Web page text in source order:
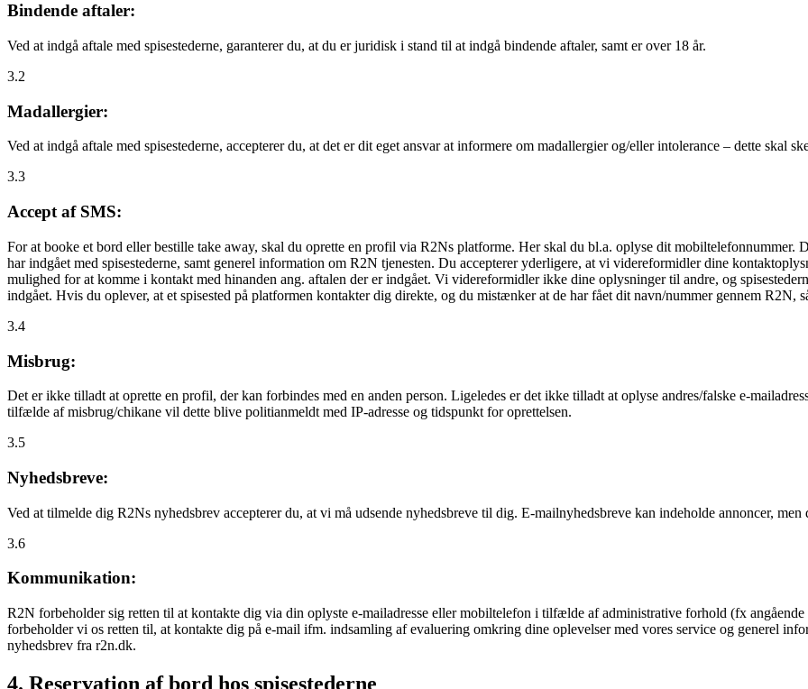
Bindende aftaler:
Ved at indgå aftale med spisestederne, garanterer du, at du er juridisk i stand til at indgå bindende aftaler, samt er over 18 år.
3.2
Madallergier:
Ved at indgå aftale med spisestederne, accepterer du, at det er dit eget ansvar at informere om madallergier og/eller intolerance – dette skal
3.3
Accept af SMS:
For at booke et bord eller bestille take away, skal du oprette en profil via R2Ns platforme. Her skal du bl.a. oplyse dit mobiltelefonnummer.
har indgået med spisestederne, samt generel information om R2N tjenesten. Du accepterer yderligere, at vi videreformidler dine
mulighed for at komme i kontakt med hinanden ang. aftalen der er indgået. Vi videreformidler ikke dine oplysninger til andre, og
indgået. Hvis du oplever, at et spisested på platformen kontakter dig direkte, og du mistænker at de har fået dit navn/nummer gennem R2N,
3.4
Misbrug:
Det er ikke tilladt at oprette en profil, der kan forbindes med en anden person. Ligeledes er det ikke tilladt at oplyse andres/falske e-
tilfælde af misbrug/chikane vil dette blive politianmeldt med IP-adresse og tidspunkt for oprettelsen.
3.5
Nyhedsbreve:
Ved at tilmelde dig R2Ns nyhedsbrev accepterer du, at vi må udsende nyhedsbreve til dig. E-mailnyhedsbreve kan indeholde annoncer,
3.6
Kommunikation:
R2N forbeholder sig retten til at kontakte dig via din oplyste e-mailadresse eller mobiltelefon i tilfælde af administrative forhold (fx
forbeholder vi os retten til, at kontakte dig på e-mail ifm. indsamling af evaluering omkring dine oplevelser med vores service og generel
nyhedsbrev fra r2n.dk.
4. Reservation af bord hos spisestederne